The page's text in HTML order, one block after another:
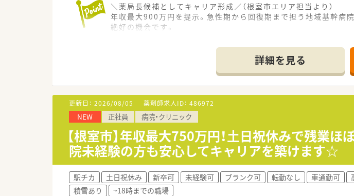
＼薬局長候補としてキャリア形成／（根室市エリア担当より）
年収最大900万円を提示。急性期から回復期まで担う地域基幹病
絶好の機会です。
【店舗情報と応需状況について】
■地域唯一の急性期病棟を完備した総合病院として、根室市民約
■内科や外科をはじめ幅広い診療科を標榜しており、急性期から
■外来調剤のみならず入院患者様への薬剤管理指導まで、他職種
【こんな方にオススメ】
■管理職としてのキャリア形成を目指しながら、年収900万円レ
■公務員という安定した立場で長く働き続けたい方や、ワークラ
■最先端のチーム医療に関わりたい意欲的な方や、広大な北海道
【やりがい/おすすめポイント】
■根室地域の基幹病院として住民から全幅の信頼を寄せられてお
■高度な医療機器や設備が整った環境にて専門性の高い業務に携
■転勤の心配がない地域密着型の求人なので、腰を据えて地域医
詳細を見る
更新日： 2026/08/05 薬剤師求人ID： 486972
NEW 正社員 病院・クリニック
【根室市】年収最大750万円！土日祝休みで残業
院未経験の方も安心してキャリアを築けます☆
駅チカ 土日祝休み 新卒可 未経験可 ブランク可 転勤なし 車通勤可
積雪あり
~18時までの職場